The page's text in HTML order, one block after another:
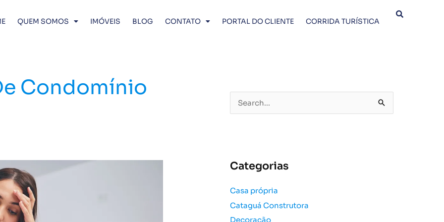
QUEM SOMOS IMÓVEIS BLOG CONTATO PORTAL DO CLIENTE CORRIDA TURÍSTICA
Condomínio
e
i
a
r
p
Categorias
Casa própria
Cataguá Construtora
Decoração